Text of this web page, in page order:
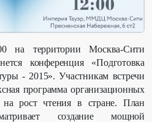
на территории Москва-Сити
конференция«Подготовка
- 2015». Участникам встречи
программа организационных
на рост чтения в стране. План
создание мощной